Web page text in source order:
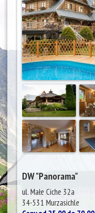
DW "Panorama"
ul. Małe Ciche 32a
34-531 Murzasichle